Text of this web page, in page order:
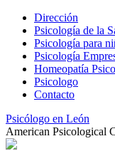
Dirección
Psicología de la
Psicología para
Psicología
Homeopatía
Psicologo
Contacto
Psicólogo en León
American Psicological